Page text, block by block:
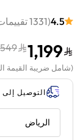
4.5
(
1331
1,199
(شامل ضريبة القيمة
التوصيل إلى
الرياض